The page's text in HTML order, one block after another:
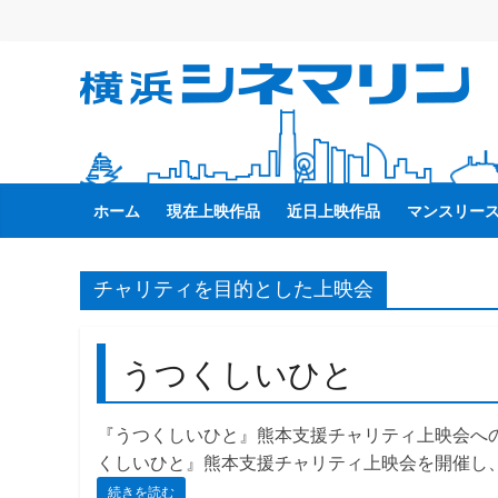
ス
ッ
横
浜
シ
ネ
マ
リ
ン
ホーム 現在上映作品 近日上映作品 マンスリー
チャリティを目的とした上映会
うつくしいひと
『うつくしいひと』熊本支援チャリティ上映会
くしいひと』熊本支援チャリティ上映会を開催
続きを読む